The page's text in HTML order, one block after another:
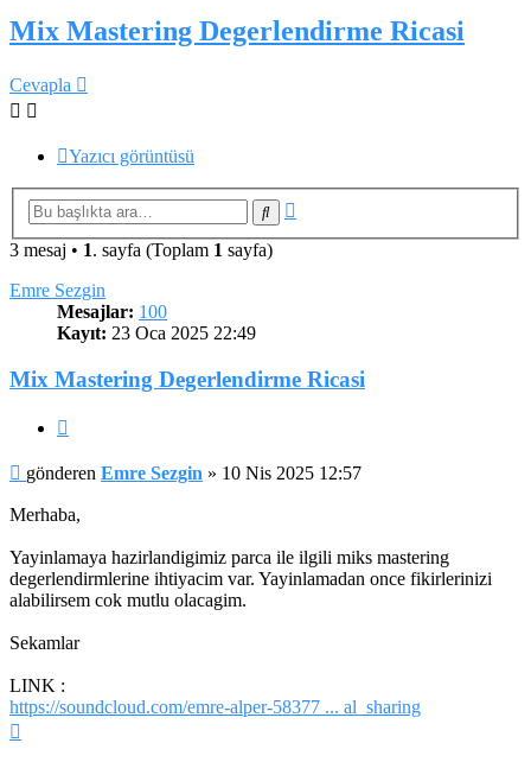
Mix Mastering Degerlendirme Ricasi
Cevapla
Yazıcı görüntüsü
Ara
3 mesaj • 1. sayfa (Toplam 1 sayfa)
Emre Sezgin
Mesajlar: 100
Kayıt: 23 Oca 2025 22:49
Mix Mastering Degerlendirme Ricasi
Mesaj
gönderen Emre Sezgin » 10 Nis 2025 12:57
Merhaba,
Yayinlamaya hazirlandigimiz parca ile ilgili miks mastering
degerlendirmlerine ihtiyacim var. Yayinlamadan once fikirlerinizi
alabilirsem cok mutlu olacagim.
Sekamlar
LINK :
https://soundcloud.com/emre-alper-58377 ... al_sharing